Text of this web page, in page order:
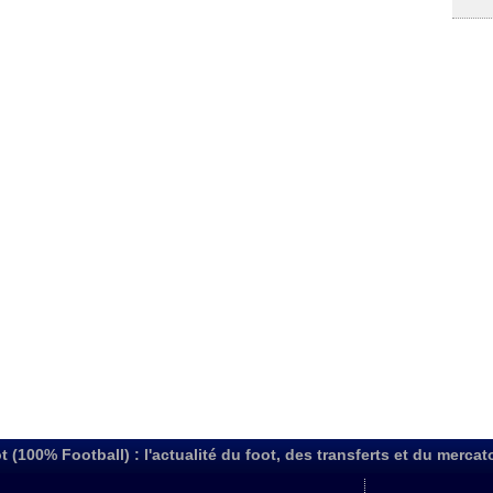
(100% Football) : l'actualité du foot, des transferts et du